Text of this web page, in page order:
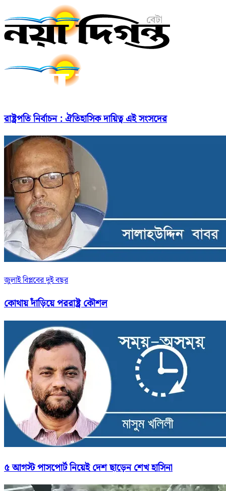
রাষ্ট্রপতি নির্বাচন : ঐতিহাসিক দায়িত্ব এই সংসদের
জুলাই বিপ্লবের দুই বছর
কোথায় দাঁড়িয়ে পররাষ্ট্র কৌশল
৫ আগস্ট পাসপোর্ট নিয়েই দেশ ছাড়েন শেখ হাসিনা